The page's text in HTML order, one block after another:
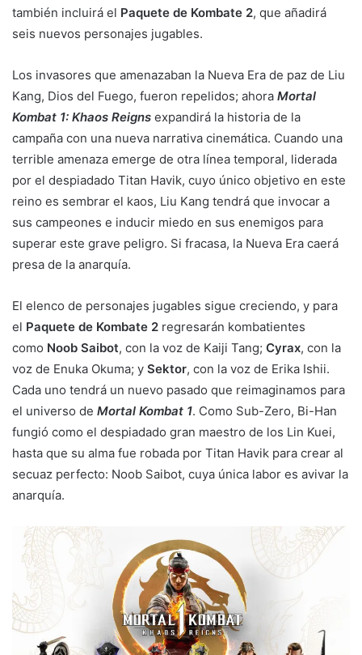
también incluirá el Paquete de Kombate 2, que añadirá
seis nuevos personajes jugables.
Los invasores que amenazaban la Nueva Era de paz de Liu
Kang, Dios del Fuego, fueron repelidos; ahora Mortal
Kombat 1: Khaos Reigns expandirá la historia de la
campaña con una nueva narrativa cinemática. Cuando una
terrible amenaza emerge de otra línea temporal, liderada
por el despiadado Titan Havik, cuyo único objetivo en este
reino es sembrar el kaos, Liu Kang tendrá que invocar a
sus campeones e inducir miedo en sus enemigos para
superar este grave peligro. Si fracasa, la Nueva Era caerá
presa de la anarquía.
El elenco de personajes jugables sigue creciendo, y para
el Paquete de Kombate 2 regresarán kombatientes
como Noob Saibot, con la voz de Kaiji Tang; Cyrax, con la
voz de Enuka Okuma; y Sektor, con la voz de Erika Ishii.
Cada uno tendrá un nuevo pasado que reimaginamos para
el universo de Mortal Kombat 1. Como Sub-Zero, Bi-Han
fungió como el despiadado gran maestro de los Lin Kuei,
hasta que su alma fue robada por Titan Havik para crear al
secuaz perfecto: Noob Saibot, cuya única labor es avivar la
anarquía.